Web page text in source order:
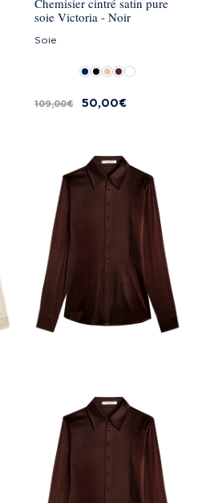
soie Victoria - Noir
Soie
109,00 € 50,00 €